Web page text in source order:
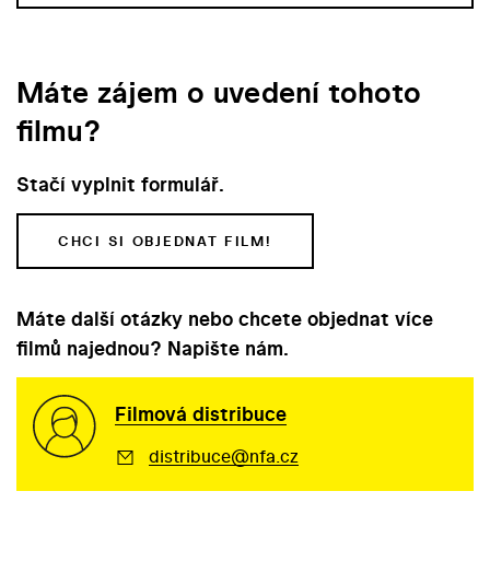
Máte zájem o uvedení tohoto
filmu?
Stačí vyplnit formulář.
CHCI SI OBJEDNAT FILM!
Máte další otázky nebo chcete objednat více
filmů najednou? Napište nám.
Filmová distribuce
distribuce@nfa.cz